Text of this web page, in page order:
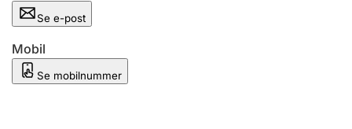
Se e-post
Mobil
Se mobilnummer